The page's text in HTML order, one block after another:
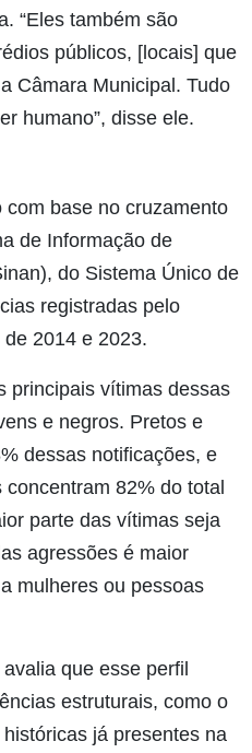
“Eles também são
públicos, [locais] que
Câmara Municipal. Tudo
humano”, disse ele.
base no cruzamento
de Informação de
do Sistema Único de
registradas pelo
2014 e 2023.
principais vítimas dessas
e negros. Pretos e
dessas notificações, e
82% do total
parte das vítimas seja
agressões é maior
mulheres ou pessoas
que esse perfil
estruturais, como o
já presentes na